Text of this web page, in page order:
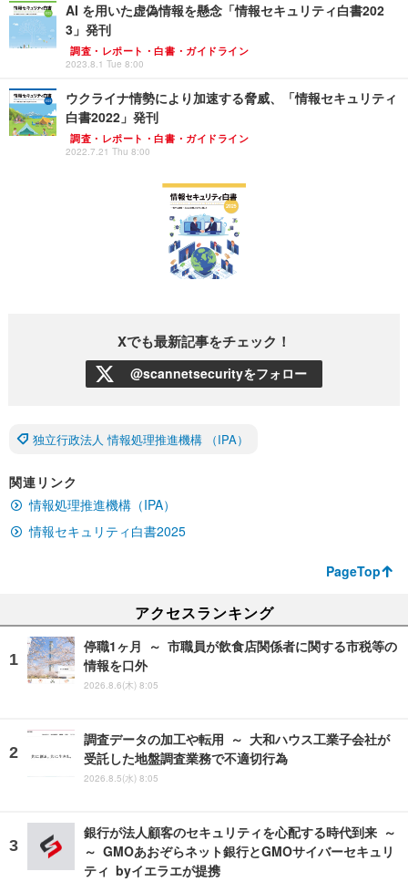
AI を用いた虚偽情報を懸念「情報セキュリティ白書202
3」発刊
調査・レポート・白書・ガイドライン
2023.8.1 Tue 8:00
ウクライナ情勢により加速する脅威、「情報セキュリティ
白書2022」発刊
調査・レポート・白書・ガイドライン
2022.7.21 Thu 8:00
Xでも最新記事をチェック！
@scannetsecurityをフォロー
独立行政法人 情報処理推進機構 （IPA）
関連リンク
情報処理推進機構（IPA）
情報セキュリティ白書2025
PageTop
アクセスランキング
停職1ヶ月 ～ 市職員が飲食店関係者に関する市税等の
情報を口外
2026.8.6(木) 8:05
調査データの加工や転用 ～ 大和ハウス工業子会社が
受託した地盤調査業務で不適切行為
2026.8.5(水) 8:05
銀行が法人顧客のセキュリティを心配する時代到来 ～
～ GMOあおぞらネット銀行とGMOサイバーセキュリ
ティ byイエラエが提携